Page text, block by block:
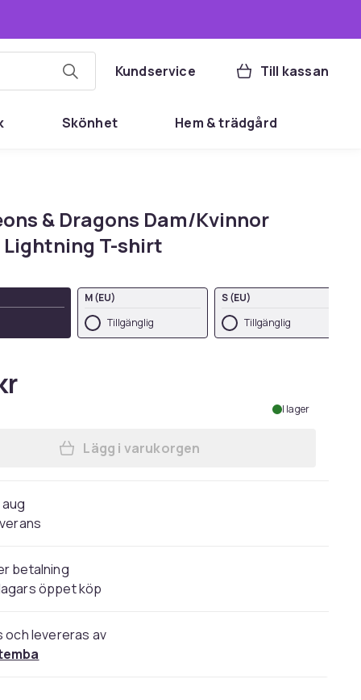
Kundservice Till kassan
Skönhet Hem & trädgård
& Dragons Dam/Kvinnor
Lightning T-shirt
M (EU)
Tillgänglig
S (EU)
Tillgänglig
I lager
Lägg till Dungeons & Dragons
Lägg i varukorgen
aug
betalning
öppet köp
och levereras av